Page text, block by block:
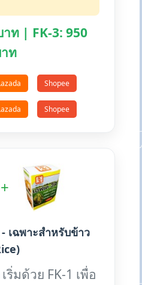
าท | FK-3: 950
ท
Shopee
Shopee
+
- เฉพาะสำหรับข้าว
มด้วย FK-1 เพื่อ